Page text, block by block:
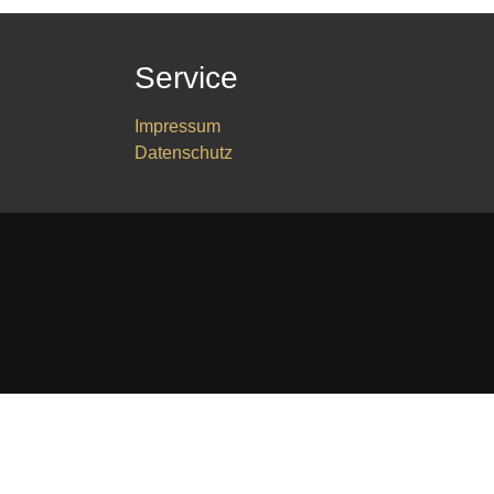
Service
Impressum
Datenschutz